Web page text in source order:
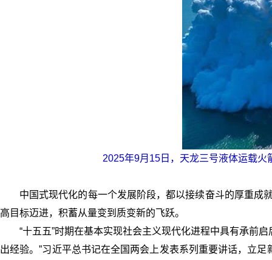
2025年9月15日，天龙三号液体运载
中国式现代化的每一个发展阶段，都以接续奋斗的厚重成
高目标迈进，积蓄从量变到质变新的飞跃。
“十五五”时期在基本实现社会主义现代化进程中具有承前
出经验。”习近平总书记在全国两会上发表系列重要讲话，立